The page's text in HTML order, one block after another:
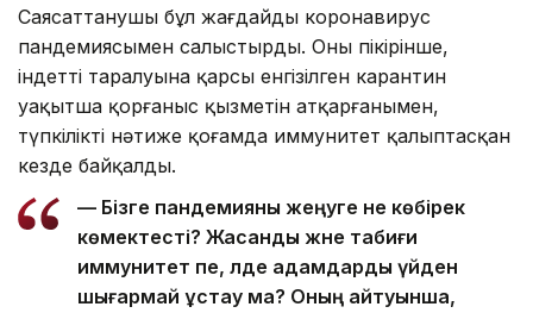
Саясаттанушы бұл жағдайды коронавирус
пандемиясымен салыстырды. Оның пікірінше,
індеттің таралуына қарсы енгізілген карантин
уақытша қорғаныс қызметін атқарғанымен,
түпкілікті нәтиже қоғамда иммунитет қалыптасқан
кезде байқалды.
— Бізге пандемияны жеңуге не көбірек
көмектесті? Жасанды және табиғи
иммунитет пе, әлде адамдарды үйден
шығармай ұстау ма? Оның айтуынша,